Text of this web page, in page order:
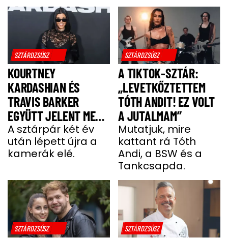
SZTÁRDZSÚSZ
KOURTNEY
KARDASHIAN ÉS
TRAVIS BARKER
EGYÜTT JELENT MEG
A VÖRÖS SZŐNYEGEN
A sztárpár két év
után lépett újra a
kamerák elé.
SZTÁRDZSÚSZ
A TIKTOK-SZTÁR:
„LEVETKŐZTETTEM
TÓTH ANDIT! EZ VOLT
A JUTALMAM”
Mutatjuk, mire
kattant rá Tóth
Andi, a BSW és a
Tankcsapda.
SZTÁRDZSÚSZ SZTÁRDZSÚSZ